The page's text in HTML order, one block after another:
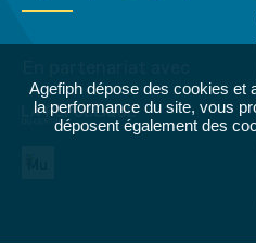
Agefiph dépose des cookies et
la performance du site, vous
déposent également des
La république du
centre